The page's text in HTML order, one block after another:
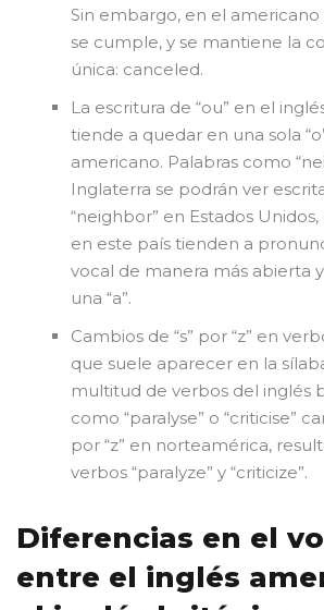
Sin embargo, en el americano
se cumple, y se mantiene la
única: canceled.
La escritura de “ou” en el
tiende a quedar en una sola
americano. Palabras como
Inglaterra se podrán ver
“neighbor” en Estados
en este país tienden a
vocal de manera más abierta
una “a”.
Cambios de “s” por “z” en
que suele aparecer en la
multitud de verbos del inglés
como “paralyse” o “criticise”
por “z” en norteamérica,
verbos “paralyze” y “criticize”.
Diferencias en el
entre el inglés